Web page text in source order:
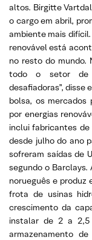
altos. Birgitte
o cargo em abril,
ambiente mais
renovável está
no resto do mundo.
todo o setor de
desafiadoras”, disse
bolsa, os mercados
por energias
inclui fabricantes de
desde julho do ano
sofreram saídas de
segundo o
norueguês e produz
frota de usinas
crescimento da
instalar de 2 a
armazenamento